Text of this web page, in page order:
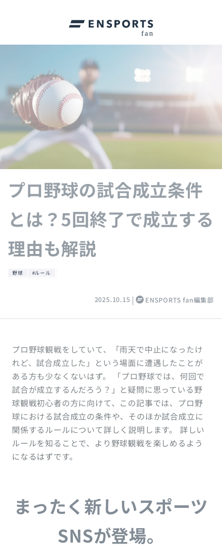
プロ野球の試合成立条件
とは？5回終了で成立する
理由も解説
野球 #ルール
2025.10.15 ENSPORTS fan編集部
プロ野球観戦をしていて、「雨天で中止になったけ
れど、試合成立した」という場面に遭遇したことが
ある方も少なくないはず。 「プロ野球では、何回で
試合が成立するんだろう？」と疑問に思っている野
球観戦初心者の方に向けて、この記事では、プロ野
球における試合成立の条件や、そのほか試合成立に
関係するルールについて詳しく説明します。 詳しい
ルールを知ることで、より野球観戦を楽しめるよう
になるはずです。
まったく新しいスポーツ
SNSが登場。